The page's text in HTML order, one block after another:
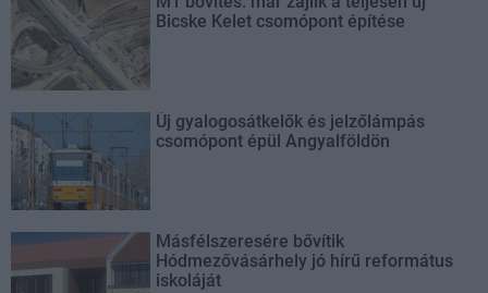
Bicske Kelet csomópont építése
Új gyalogosátkelők és jelzőlámpás
csomópont épül Angyalföldön
Másfélszeresére bővítik
Hódmezővásárhely jó hírű református
iskoláját